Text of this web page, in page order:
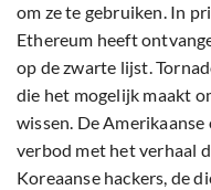
om ze te gebruiken. In
Ethereum heeft
op de zwarte lijst.
die het mogelijk maakt
wissen. De
verbod met het verhaal
Koreaanse hackers, de